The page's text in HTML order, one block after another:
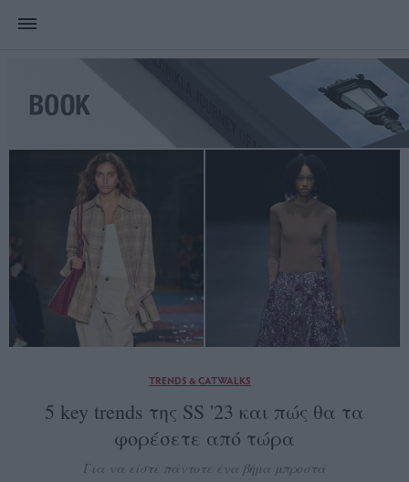
TRENDS & CATWALKS
5 key trends της SS '23 και πώς θα τα
φορέσετε από τώρα
Για να είστε πάντοτε ένα βήμα μπροστά